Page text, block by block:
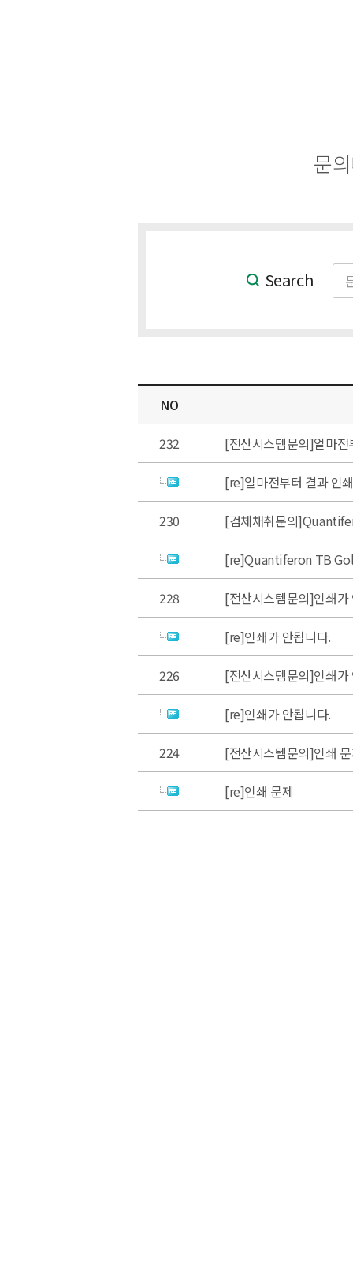
문
Search
NO
232 [전산시스템문의]얼마
[re]얼마전부터 결과 인
230 [검체채취문의
[re]Quantiferon TB
228 [전산시스템문의]인쇄가
[re]인쇄가 안됩니다.
226 [전산시스템문의]인쇄가
[re]인쇄가 안됩니다.
224 [전산시스템문의]인쇄
[re]인쇄 문제